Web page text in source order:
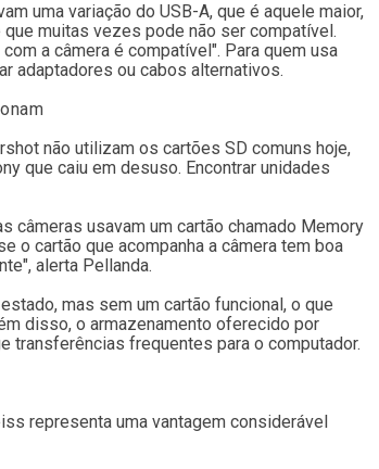
uma variação do USB-A, que é aquele maior,
que muitas vezes pode não ser compatível.
a câmera é compatível". Para quem usa
adaptadores ou cabos alternativos.
não utilizam os cartões SD comuns hoje,
que caiu em desuso. Encontrar unidades
câmeras usavam um cartão chamado Memory
o cartão que acompanha a câmera tem boa
alerta Pellanda.
mas sem um cartão funcional, o que
disso, o armazenamento oferecido por
frequentes para o computador.
representa uma vantagem considerável